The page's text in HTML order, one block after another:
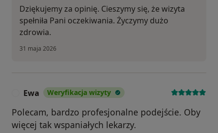
Dziękujemy za opinię. Cieszymy się, że wizyta
spełniła Pani oczekiwania. Życzymy dużo
zdrowia.
31 maja 2026
Ewa Weryfikacja wizyty
Polecam, bardzo profesjonalne podejście. Oby
więcej tak wspaniałych lekarzy.